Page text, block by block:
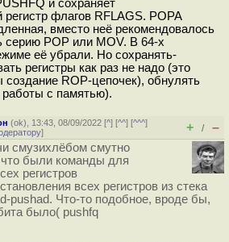
и сохраняет
флагов RFLAGS. POPA
вместо неё рекомендовалось
серию POP или MOV. В 64-х
её убрали. Но сохранять-
регистры как раз не надо (это
создание ROP-цепочек), обнулять
с памятью).
(ok), 13:43, 08/09/2022 [^] [^^] [^^^]
] + / –
смузихлёбом смутно
были команды для
регистров
всех регистров из стека
pushad. Что-то подобное, вроде бы,
было( pushfq